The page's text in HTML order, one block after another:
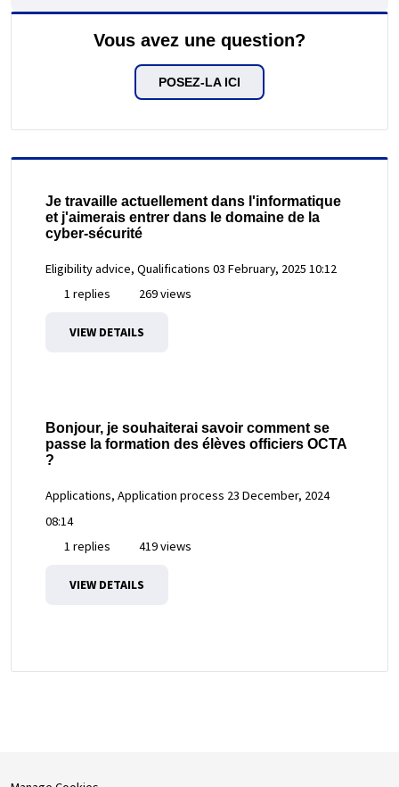
Vous avez une question?
POSEZ-LA ICI
Je travaille actuellement dans l'informatique
et j'aimerais entrer dans le domaine de la
cyber-sécurité
Eligibility advice, Qualifications 03 February, 2025 10:12
1 replies
269 views
VIEW DETAILS
Bonjour, je souhaiterai savoir comment se
passe la formation des élèves officiers OCTA
?
Applications, Application process 23 December, 2024
08:14
1 replies
419 views
VIEW DETAILS